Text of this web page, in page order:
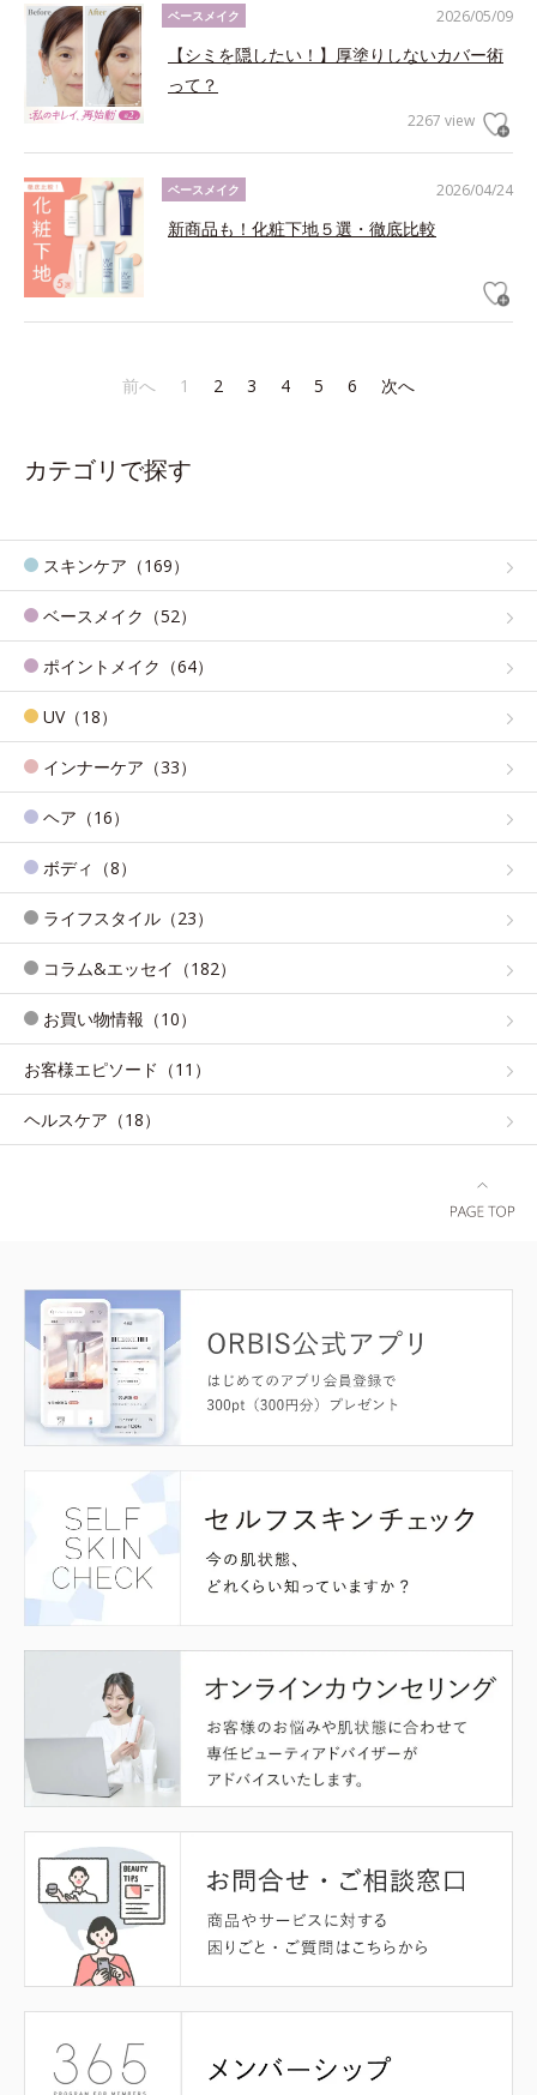
2026/05/09
ベースメイク
【シミを隠したい！】厚塗りしないカバー術
って？
2267 view
2026/04/24
ベースメイク
新商品も！化粧下地５選・徹底比較
前へ 1 2 3 4 5 6 次へ
カテゴリで探す
スキンケア（169）
ベースメイク（52）
ポイントメイク（64）
UV（18）
インナーケア（33）
ヘア（16）
ボディ（8）
ライフスタイル（23）
コラム&エッセイ（182）
お買い物情報（10）
お客様エピソード（11）
ヘルスケア（18）